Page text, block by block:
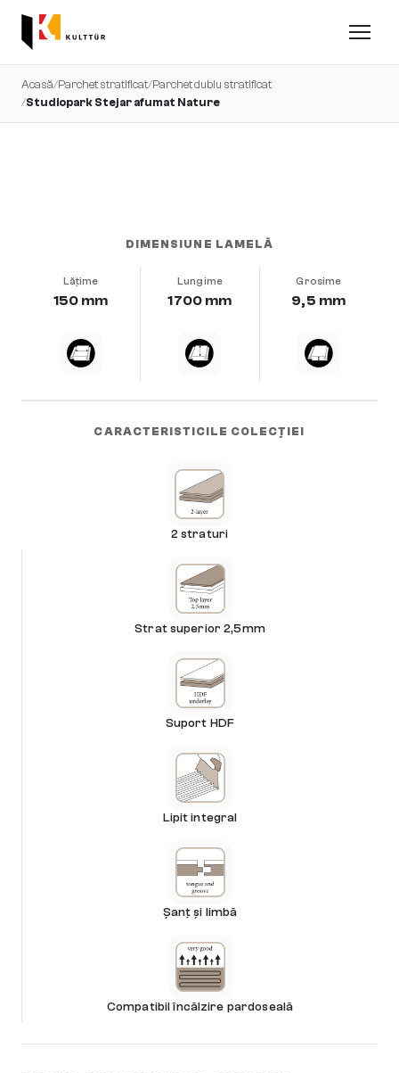
Acasă/Parchet stratificat/Parchet dublu stratificat
/Studiopark Stejar afumat Nature
DIMENSIUNE LAMELĂ
Lățime
150 mm
Lungime
1700 mm
Grosime
9,5 mm
CARACTERISTICILE COLECȚIEI
2 straturi
Strat superior 2,5mm
Suport HDF
Lipit integral
Șanț și limbă
Compatibil încălzire pardoseală